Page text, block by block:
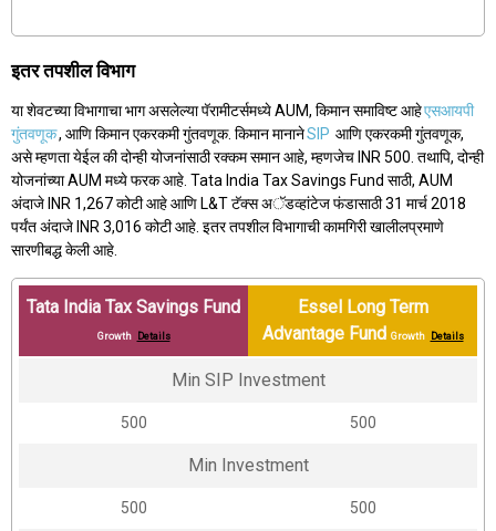
इतर तपशील विभाग
या शेवटच्या विभागाचा भाग असलेल्या पॅरामीटर्समध्ये AUM, किमान समाविष्ट आहेएसआयपी
गुंतवणूक, आणि किमान एकरकमी गुंतवणूक. किमान मानानेSIP आणि एकरकमी गुंतवणूक,
असे म्हणता येईल की दोन्ही योजनांसाठी रक्कम समान आहे, म्हणजेच INR 500. तथापि, दोन्ही
योजनांच्या AUM मध्ये फरक आहे. Tata India Tax Savings Fund साठी, AUM
अंदाजे INR 1,267 कोटी आहे आणि L&T टॅक्स अॅडव्हांटेज फंडासाठी 31 मार्च 2018
पर्यंत अंदाजे INR 3,016 कोटी आहे. इतर तपशील विभागाची कामगिरी खालीलप्रमाणे
सारणीबद्ध केली आहे.
Tata India Tax Savings Fund
Growth Details
Essel Long Term
Advantage Fund Growth Details
Min SIP Investment
₹500 ₹500
Min Investment
₹500 ₹500